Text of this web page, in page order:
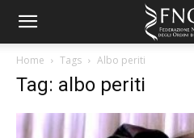
Home Tags Albo periti
Tag: albo periti